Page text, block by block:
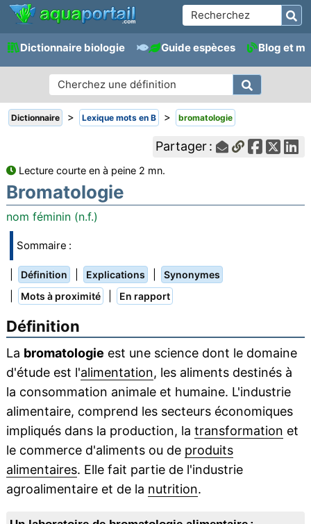
Dictionnaire biologie Guide espèces Blog et
Dictionnaire > Lexique mots en B > bromatologie
Partager :
Lecture courte en à peine 2 mn.
Bromatologie
nom féminin (n.f.)
Sommaire :
Définition Explications Synonymes
Mots à proximité En rapport
Définition
La bromatologie est une science dont le domaine
d'étude est l'alimentation, les aliments destinés à
la consommation animale et humaine. L'industrie
alimentaire, comprend les secteurs économiques
impliqués dans la production, la transformation et
le commerce d'aliments ou de produits
alimentaires. Elle fait partie de l'industrie
agroalimentaire et de la nutrition.